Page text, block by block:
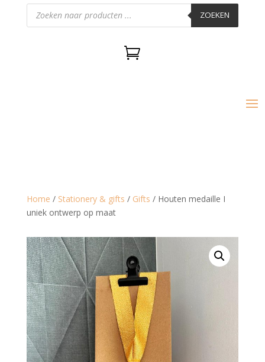
Producten
zoeken ZOEKEN

Home / Stationery & gifts / Gifts / Houten medaille I
uniek ontwerp op maat